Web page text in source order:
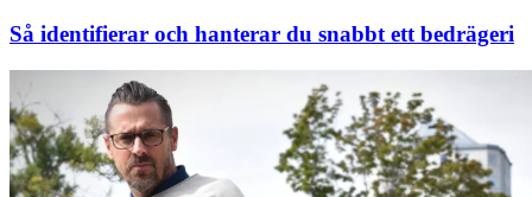
Så identifierar och hanterar du snabbt ett bedrägeri